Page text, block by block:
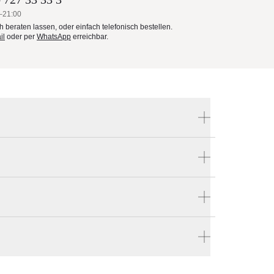
beraten lassen, oder einfach telefonisch bestellen.
oder per WhatsApp erreichbar.